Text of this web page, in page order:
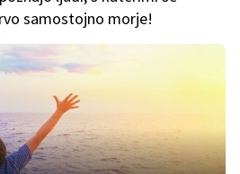
samostojno morje!